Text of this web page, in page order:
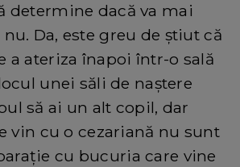
determine dacă va mai
Da, este greu de știut că
a ateriza înapoi într-o sală
unei săli de naștere
să ai un alt copil, dar
vin cu o cezariană nu sunt
cu bucuria care vine